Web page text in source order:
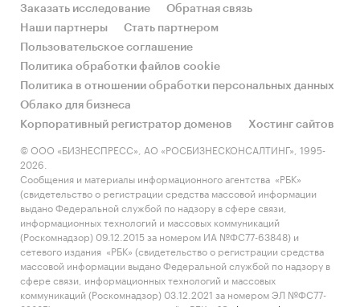
Заказать исследование
Обратная связь
Наши партнеры
Стать партнером
Пользовательское соглашение
Политика обработки файлов cookie
Политика в отношении обработки персональных данных
Облако для бизнеса
Корпоративный регистратор доменов
Хостинг сайтов
© ООО «БИЗНЕСПРЕСС», АО «РОСБИЗНЕСКОНСАЛТИНГ», 1995-
2026.
Сообщения и материалы информационного агентства «РБК»
(свидетельство о регистрации средства массовой информации
выдано Федеральной службой по надзору в сфере связи,
информационных технологий и массовых коммуникаций
(Роскомнадзор) 09.12.2015 за номером ИА №ФС77-63848) и
сетевого издания «РБК» (свидетельство о регистрации средства
массовой информации выдано Федеральной службой по надзору в
сфере связи, информационных технологий и массовых
коммуникаций (Роскомнадзор) 03.12.2021 за номером ЭЛ №ФС77-